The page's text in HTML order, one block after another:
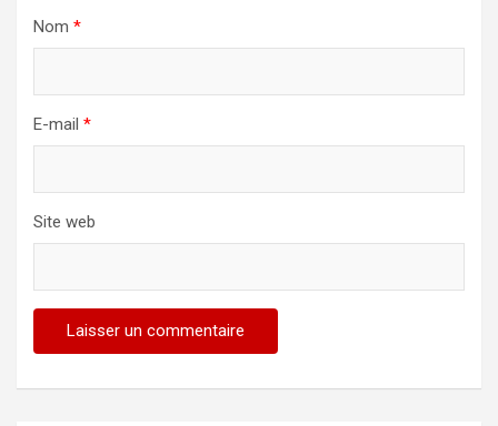
Nom *
E-mail *
Site web